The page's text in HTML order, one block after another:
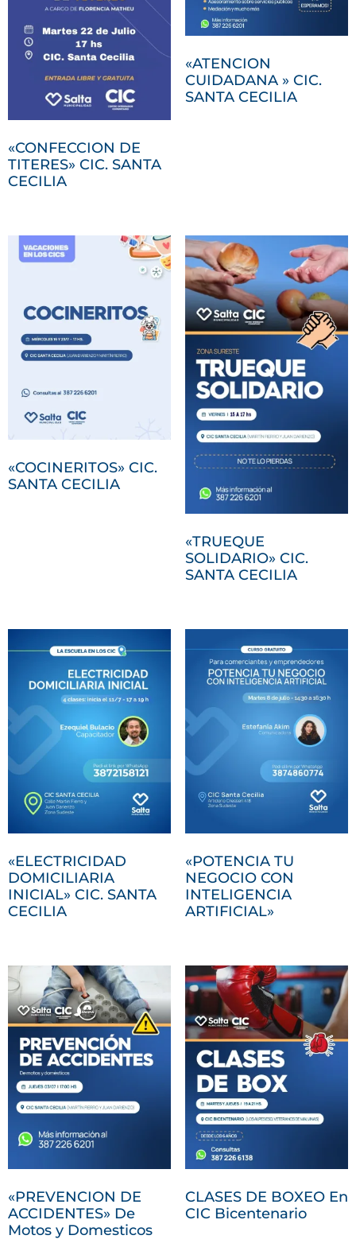
«CONFECCION DE
TITERES» CIC. SANTA
CECILIA
«ATENCION
CUIDADANA » CIC.
SANTA CECILIA
«COCINERITOS» CIC.
SANTA CECILIA
«TRUEQUE
SOLIDARIO» CIC.
SANTA CECILIA
«ELECTRICIDAD
DOMICILIARIA
INICIAL» CIC. SANTA
CECILIA
«POTENCIA TU
NEGOCIO CON
INTELIGENCIA
ARTIFICIAL»
«PREVENCION DE
ACCIDENTES» De
Motos y Domesticos
CLASES DE BOXEO En
CIC Bicentenario